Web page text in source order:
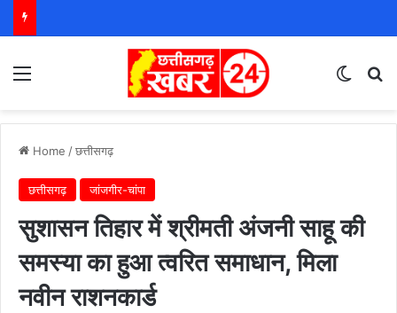
Home /छत्तीसगढ़
छत्तीसगढ़ जांजगीर-चांपा
सुशासन तिहार में श्रीमती अंजनी साहू की
समस्या का हुआ त्वरित समाधान, मिला
नवीन राशनकार्ड